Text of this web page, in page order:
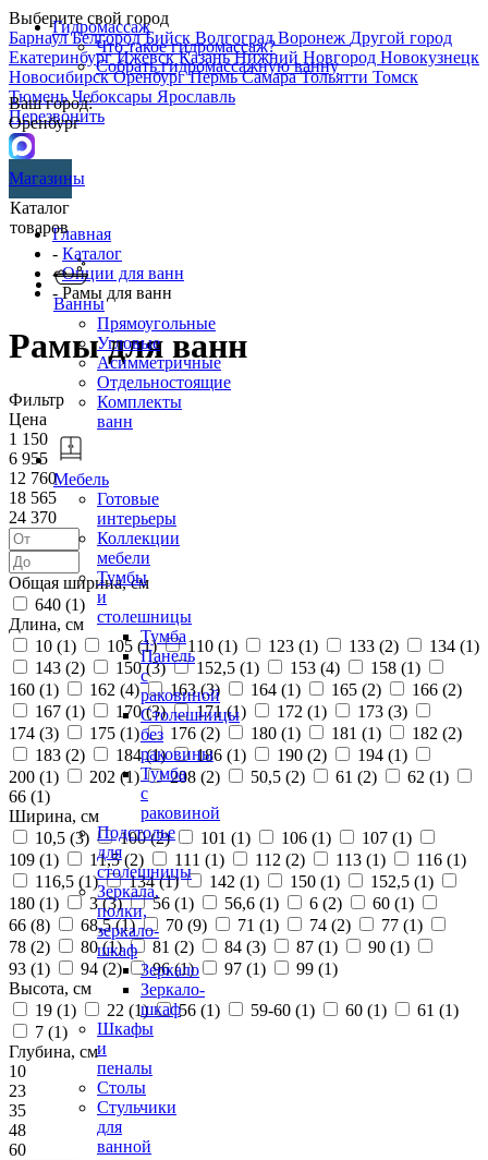
Выберите свой город
БарнаулБелгородБийск ВолгоградВоронеж Другой город
ЕкатеринбургИжевскКазаньНижний Новгород Новокузнецк
НовосибирскОренбургПермьСамараТольятти Томск
ТюменьЧебоксары Ярославль
Перезвонить
Гидромассаж
Что такое гидромассаж?
Собрать гидромассажную ванну
Ваш город:
Оренбург
Магазины
Каталог
товаров
Ванны
Прямоугольные
Угловые
Асимметричные
Отдельностоящие
Комплекты
ванн
Мебель
Готовые
интерьеры
Коллекции
мебели
Тумбы
и
столешницы
Тумба
Панель
с
раковиной
Столешницы
без
раковины
Тумба
с
раковиной
Подстолье
для
столешницы
Зеркала,
полки,
зеркало-
шкаф
Зеркало
Зеркало-
шкаф
Шкафы
и
пеналы
Столы
Стульчики
для
ванной
Главная
- Каталог
-Опции для ванн
- Рамы для ванн
Рамы для ванн
Фильтр
Цена
1 150
6 955
12 760
18 565
24 370
Общая ширина, см
640 (1)
Длина, см
10 (1) 105 (1) 110 (1) 123 (1) 133 (2) 134 (1)
143 (2) 150 (3) 152,5 (1) 153 (4) 158 (1)
160 (1) 162 (4) 163 (3) 164 (1) 165 (2) 166 (2)
167 (1) 170 (3) 171 (1) 172 (1) 173 (3)
174 (3) 175 (1) 176 (2) 180 (1) 181 (1) 182 (2)
183 (2) 184 (1) 186 (1) 190 (2) 194 (1)
200 (1) 202 (1) 208 (2) 50,5 (2) 61 (2) 62 (1)
66 (1)
Ширина, см
10,5 (3) 100 (2) 101 (1) 106 (1) 107 (1)
109 (1) 11,5 (2) 111 (1) 112 (2) 113 (1) 116 (1)
116,5 (1) 134 (1) 142 (1) 150 (1) 152,5 (1)
180 (1) 3 (3) 56 (1) 56,6 (1) 6 (2) 60 (1)
66 (8) 68,5 (1) 70 (9) 71 (1) 74 (2) 77 (1)
78 (2) 80 (1) 81 (2) 84 (3) 87 (1) 90 (1)
93 (1) 94 (2) 96 (1) 97 (1) 99 (1)
Высота, см
19 (1) 22 (1) 56 (1) 59-60 (1) 60 (1) 61 (1)
7 (1)
Глубина, см
10
23
35
48
60